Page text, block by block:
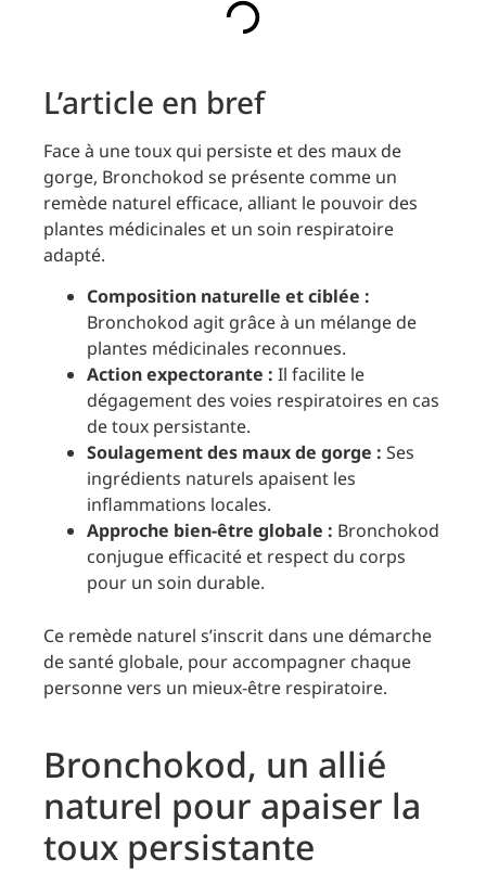
L’article en bref
Face à une toux qui persiste et des maux de
gorge, Bronchokod se présente comme un
remède naturel efficace, alliant le pouvoir des
plantes médicinales et un soin respiratoire
adapté.
Composition naturelle et ciblée :
Bronchokod agit grâce à un mélange de
plantes médicinales reconnues.
Action expectorante : Il facilite le
dégagement des voies respiratoires en cas
de toux persistante.
Soulagement des maux de gorge : Ses
ingrédients naturels apaisent les
inflammations locales.
Approche bien-être globale : Bronchokod
conjugue efficacité et respect du corps
pour un soin durable.
Ce remède naturel s’inscrit dans une démarche
de santé globale, pour accompagner chaque
personne vers un mieux-être respiratoire.
Bronchokod, un allié
naturel pour apaiser la
toux persistante